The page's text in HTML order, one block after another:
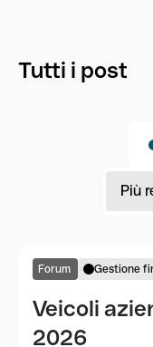
Tutti i post
Più
Forum Gestione
Veicoli
2026